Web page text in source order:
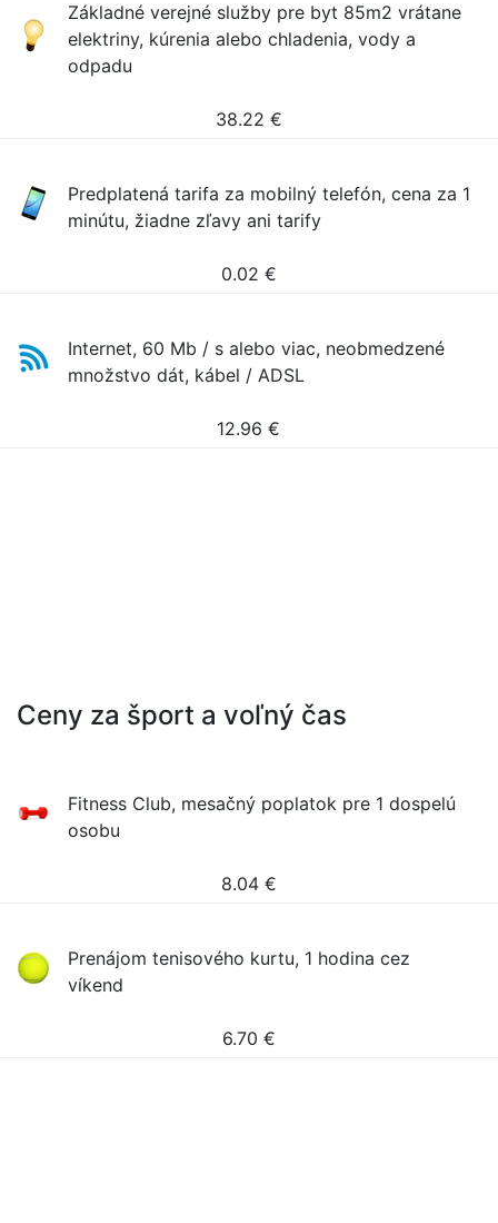
Základné verejné služby pre byt 85m2 vrátane
elektriny, kúrenia alebo chladenia, vody a
odpadu
38.22 €
Predplatená tarifa za mobilný telefón, cena za 1
minútu, žiadne zľavy ani tarify
0.02 €
Internet, 60 Mb / s alebo viac, neobmedzené
množstvo dát, kábel / ADSL
12.96 €
Ceny za šport a voľný čas
Fitness Club, mesačný poplatok pre 1 dospelú
osobu
8.04 €
Prenájom tenisového kurtu, 1 hodina cez
víkend
6.70 €